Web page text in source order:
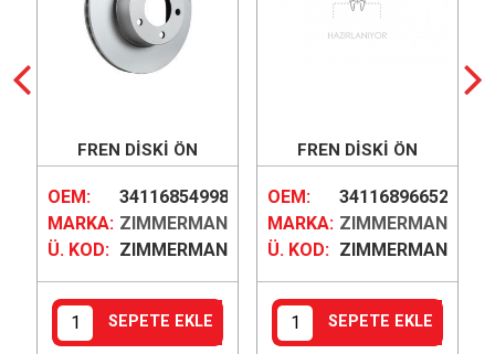
FREN DİSKİ ÖN
OEM:
34116854998
MARKA: ZIMMERMANN
Ü. KOD: ZIMMERMAN...
SEPETE EKLE
FREN DİSKİ ÖN
KARBONLU)
OEM:
34116896652
MARKA: ZIMMERMANN
Ü. KOD: ZIMMERMAN...
SEPETE EKLE